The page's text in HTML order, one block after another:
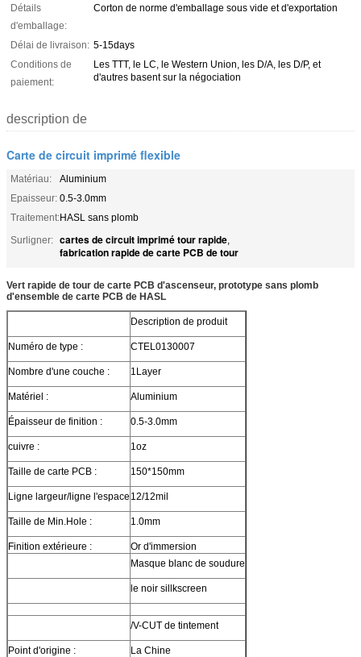
Détails
d'emballage:
Corton de norme d'emballage sous vide et d'exportation
Délai de livraison: 5-15days
Conditions de
paiement:
Les TTT, le LC, le Western Union, les D/A, les D/P, et
d'autres basent sur la négociation
description de
Carte de circuit imprimé flexible
Matériau:
Aluminium
Epaisseur: 0.5-3.0mm
Traitement:HASL sans plomb
Surligner: cartes de circuit imprimé tour rapide,
fabrication rapide de carte PCB de tour
Vert rapide de tour de carte PCB d'ascenseur, prototype sans plomb
d'ensemble de carte PCB de HASL
Description de produit
Numéro de type : CTEL0130007
Nombre d'une couche : 1Layer
Matériel : Aluminium
Épaisseur de finition : 0.5-3.0mm
cuivre : 1oz
Taille de carte PCB : 150*150mm
Ligne largeur/ligne l'espace 12/12mil
Taille de Min.Hole : 1.0mm
Finition extérieure :
Or d'immersion
Masque blanc de soudure
le noir sillkscreen
/V-CUT de tintement
Point d'origine : La Chine